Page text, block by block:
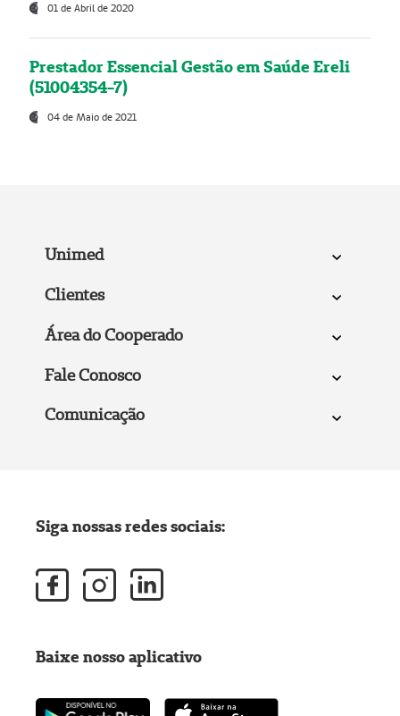
01 de Abril de 2020
Prestador Essencial Gestão em Saúde Ereli
(51004354-7)
04 de Maio de 2021
Unimed
Clientes
Área do Cooperado
Fale Conosco
Comunicação
Siga nossas redes sociais:
Baixe nosso aplicativo